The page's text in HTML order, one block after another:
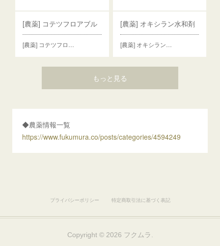
[農薬] コテツフロアブル
[農薬] コテツフロ…
[農薬] オキシラン水和剤
[農薬] オキシラン…
もっと見る
◆農薬情報一覧
https://www.fukumura.co/posts/categories/4594249
プライバシーポリシー 特定商取引法に基づく表記
Copyright © 2026 フクムラ